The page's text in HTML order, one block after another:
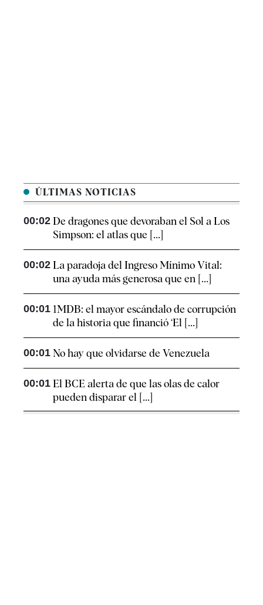
ÚLTIMAS NOTICIAS
00:02 De dragones que devoraban el Sol a Los
Simpson: el atlas que [...]
00:02 La paradoja del Ingreso Mínimo Vital:
una ayuda más generosa que en [...]
00:01 1MDB: el mayor escándalo de corrupción
de la historia que financió ‘El [...]
00:01 No hay que olvidarse de Venezuela
00:01 El BCE alerta de que las olas de calor
pueden disparar el [...]